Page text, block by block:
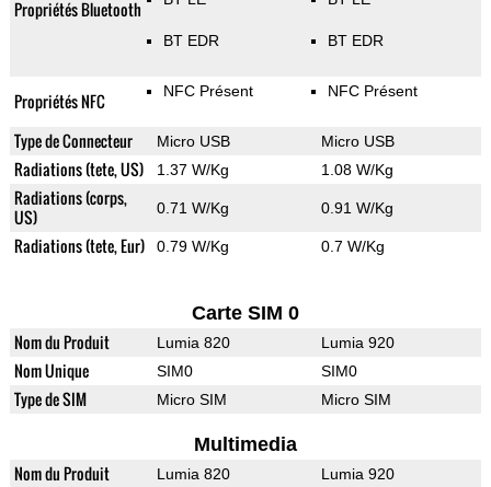
Propriétés Bluetooth
BT EDR BT EDR
Propriétés NFC NFC Présent NFC Présent
Type de Connecteur Micro USB Micro USB
Radiations (tete, US) 1.37 W/Kg 1.08 W/Kg
Radiations (corps,
US)
0.71 W/Kg 0.91 W/Kg
Radiations (tete, Eur) 0.79 W/Kg 0.7 W/Kg
Carte SIM 0
Nom du Produit Lumia 820 Lumia 920
Nom Unique SIM0 SIM0
Type de SIM Micro SIM Micro SIM
Multimedia
Nom du Produit Lumia 820 Lumia 920